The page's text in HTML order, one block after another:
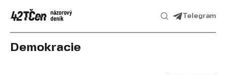
Telegram
Demokracie